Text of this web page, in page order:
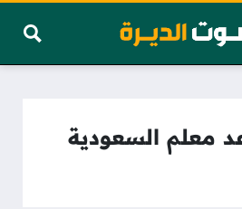
معلم السعودية